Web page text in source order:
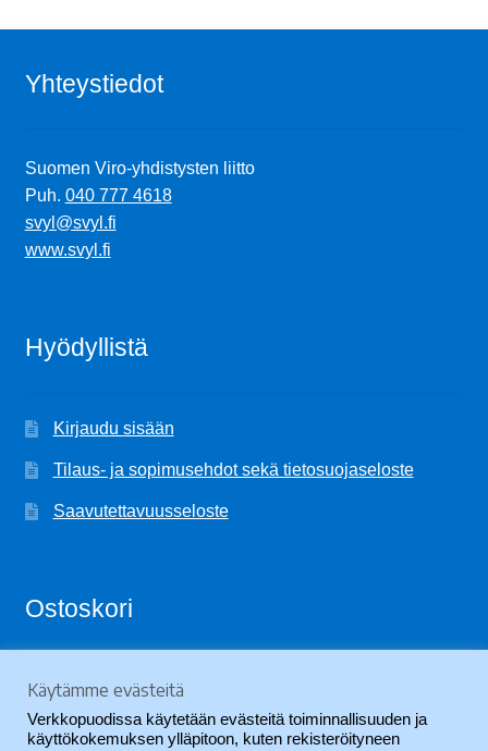
Yhteystiedot
Suomen Viro-yhdistysten liitto
Puh. 040 777 4618
svyl@svyl.fi
www.svyl.fi
Hyödyllistä
Kirjaudu sisään
Tilaus- ja sopimusehdot sekä tietosuojaseloste
Saavutettavuusseloste
Ostoskori
Ostoskori on tyhjä.
Käytämme evästeitä
Verkkopuodissa käytetään evästeitä toiminnallisuuden ja
käyttökokemuksen ylläpitoon, kuten rekisteröityneen